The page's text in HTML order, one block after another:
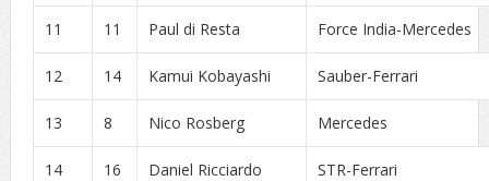
11 11 Paul di Resta Force India-Mercedes
12 14 Kamui Kobayashi Sauber-Ferrari
13 8 Nico Rosberg Mercedes
14 16 Daniel Ricciardo STR-Ferrari